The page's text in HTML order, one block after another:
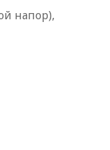
напор),